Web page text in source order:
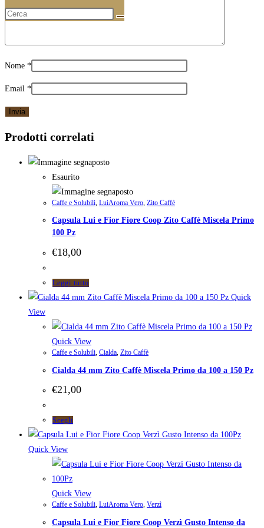
Nome *
Email *
Prodotti correlati
Esaurito
Caffe e Solubili, LuiAroma Vero, Zito Caffè
Capsula Lui e Fior Fiore Coop Zito Caffè Miscela Primo
100 Pz
€18,00
Leggi tutto
Quick
View
Quick View
Caffe e Solubili, Cialda, Zito Caffè
Cialda 44 mm Zito Caffè Miscela Primo da 100 a 150 Pz
€21,00
Scegli
prodotto
più
Le
opzioni
possono
Quick View
Quick View
Caffe e Solubili, LuiAroma Vero, Verzì
Capsula Lui e Fior Fiore Coop Verzì Gusto Intenso da